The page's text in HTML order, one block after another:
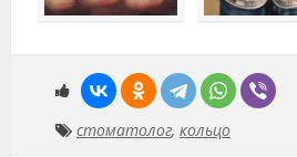
стоматолог, кольцо